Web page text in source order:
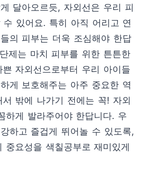
달아오르듯, 자외선은 우리 피
있어요. 특히 아직 어리고 연
의 피부는 더욱 조심해야 한답
제는 마치 피부를 위한 튼튼한
자외선으로부터 우리 아이들
게 보호해주는 아주 중요한 역
밖에 나가기 전에는 꼭! 자외
하게 발라주어야 한답니다. 우
하고 즐겁게 뛰어놀 수 있도록,
중요성을 색칠공부로 재미있게